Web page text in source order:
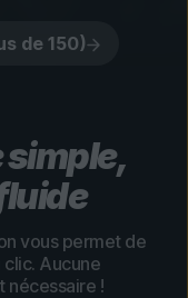
de 150)
simple,
vous permet de
clic. Aucune
nécessaire !